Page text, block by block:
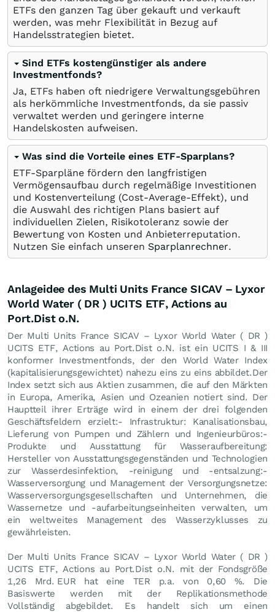
ETFs den ganzen Tag über gekauft und verkauft
werden, was mehr Flexibilität in Bezug auf
Handelsstrategien bietet.
Sind ETFs kostengünstiger als andere
Investmentfonds?
Ja, ETFs haben oft niedrigere Verwaltungsgebühren
als herkömmliche Investmentfonds, da sie passiv
verwaltet werden und geringere interne
Handelskosten aufweisen.
Was sind die Vorteile eines ETF-Sparplans?
ETF-Sparpläne fördern den langfristigen
Vermögensaufbau durch regelmäßige Investitionen
und Kostenverteilung (Cost-Average-Effekt), und
die Auswahl des richtigen Plans basiert auf
individuellen Zielen, Risikotoleranz sowie der
Bewertung von Kosten und Anbieterreputation.
Nutzen Sie einfach unseren Sparplanrechner.
Anlageidee des Multi Units France SICAV – Lyxor
World Water ( DR ) UCITS ETF, Actions au
Port.Dist o.N.
Der Multi Units France SICAV – Lyxor World Water ( DR )
UCITS ETF, Actions au Port.Dist o.N. ist ein UCITS I & III
konformer Investmentfonds, der den World Water Index
(kapitalisierungsgewichtet) nahezu eins zu eins abbildet.Der
Index setzt sich aus Aktien zusammen, die auf den Märkten
in Europa, Amerika, Asien und Ozeanien notiert sind. Der
Hauptteil ihrer Erträge wird in einem der drei folgenden
Geschäftsfeldern erzielt:- Infrastruktur: Kanalisationsbau,
Lieferung von Pumpen und Zählern und Ingenieurbüros:-
Produkte und Ausstattung für Wasseraufbereitung:
Hersteller von Ausstattungsgegenständen und Technologien
zur Wasserdesinfektion, -reinigung und -entsalzung:-
Wasserversorgung und Management der Versorgungsnetze:
Wasserversorgungsgesellschaften und Unternehmen, die
Wassernetze und -aufarbeitungseinheiten verwalten, um
ein weltweites Management des Wasserzyklusses zu
gewährleisten.
Der Multi Units France SICAV – Lyxor World Water ( DR )
UCITS ETF, Actions au Port.Dist o.N. mit der Fondsgröße
1,26 Mrd. EUR hat eine TER p.a. von 0,60 %. Die
Basiswerte werden mit der Replikationsmethode
Vollständig abgebildet. Es handelt sich um einen